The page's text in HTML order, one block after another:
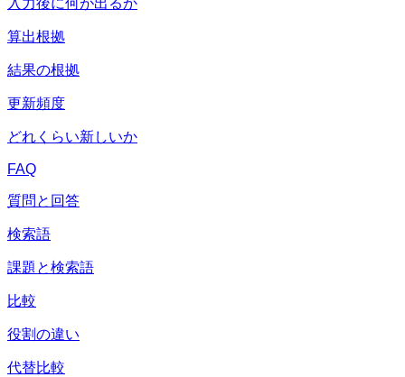
入力後に何が出るか
算出根拠
結果の根拠
更新頻度
どれくらい新しいか
FAQ
質問と回答
検索語
課題と検索語
比較
役割の違い
代替比較